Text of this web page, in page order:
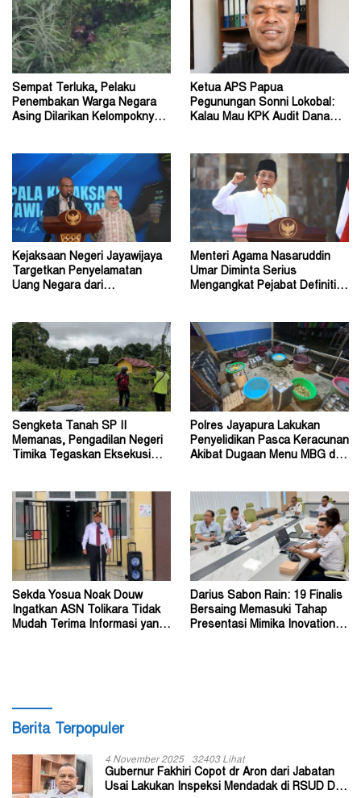
Sempat Terluka, Pelaku
Penembakan Warga Negara
Asing Dilarikan Kelompoknya
Ketua APS Papua
Pegunungan Sonni Lokobal:
Kalau Mau KPK Audit Dana
Kejaksaan Negeri Jayawijaya
Targetkan Penyelamatan
Uang Negara dari
Menteri Agama Nasaruddin
Umar Diminta Serius
Mengangkat Pejabat Definitif
Sengketa Tanah SP II
Memanas, Pengadilan Negeri
Timika Tegaskan Eksekusi
Polres Jayapura Lakukan
Penyelidikan Pasca Keracunan
Akibat Dugaan Menu MBG di
Sekda Yosua Noak Douw
Ingatkan ASN Tolikara Tidak
Mudah Terima Informasi yang
Darius Sabon Rain: 19 Finalis
Bersaing Memasuki Tahap
Presentasi Mimika Inovation
Berita Terpopuler
4 November 2025 32403 Lihat
Gubernur Fakhiri Copot dr Aron dari Jabatan
Usai Lakukan Inspeksi Mendadak di RSUD Dok